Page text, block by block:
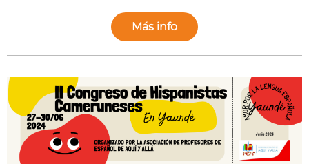
Más info